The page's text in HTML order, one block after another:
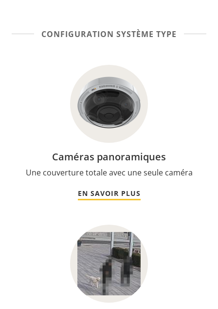
CONFIGURATION SYSTÈME TYPE
Caméras panoramiques
Une couverture totale avec une seule caméra
EN SAVOIR PLUS